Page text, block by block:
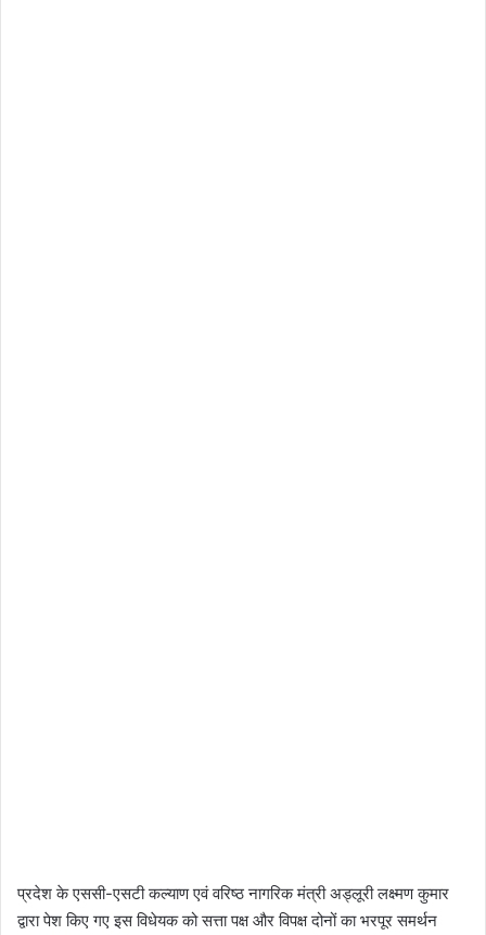
प्रदेश के एससी-एसटी कल्याण एवं वरिष्ठ नागरिक मंत्री अड्लूरी लक्ष्मण कुमार
द्वारा पेश किए गए इस विधेयक को सत्ता पक्ष और विपक्ष दोनों का भरपूर समर्थन